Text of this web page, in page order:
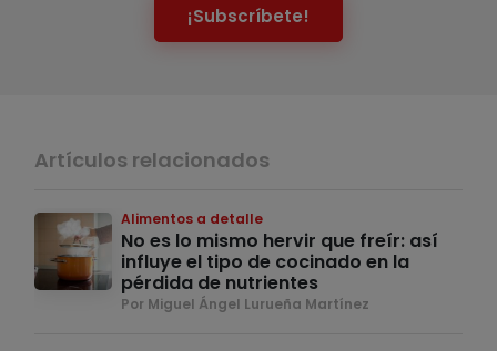
¡Subscríbete!
Artículos relacionados
Alimentos a detalle
No es lo mismo hervir que freír: así
influye el tipo de cocinado en la
pérdida de nutrientes
Por Miguel Ángel Lurueña Martínez